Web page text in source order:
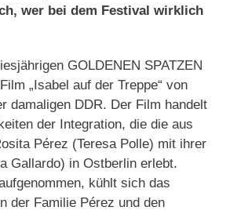
wer bei dem Festival wirklich
GOLDENEN SPATZEN
„Isabel auf der Treppe“ von
damaligen DDR. Der Film handelt
der Integration, die die aus
Pérez (Teresa Polle) mit ihrer
Gallardo) in Ostberlin erlebt.
kühlt sich das
der Familie Pérez und den